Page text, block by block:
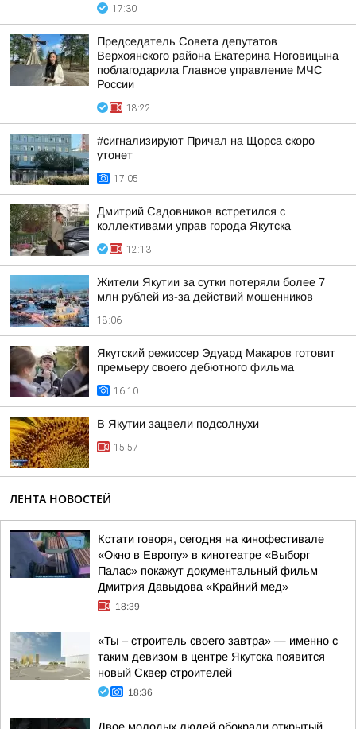
17:30
Председатель Совета депутатов
Верхоянского района Екатерина Ноговицына
поблагодарила Главное управление МЧС
России
18:22
#сигнализируют Причал на Щорса скоро
утонет
17:05
Дмитрий Садовников встретился с
коллективами управ города Якутска
12:13
Жители Якутии за сутки потеряли более 7
млн рублей из-за действий мошенников
18:06
Якутский режиссер Эдуард Макаров готовит
премьеру своего дебютного фильма
16:10
В Якутии зацвели подсолнухи
15:57
ЛЕНТА НОВОСТЕЙ
Кстати говоря, сегодня на кинофестивале
«Окно в Европу» в кинотеатре «Выборг
Палас» покажут документальный фильм
Дмитрия Давыдова «Крайний мед»
18:39
«Ты – строитель своего завтра» — именно с
таким девизом в центре Якутска появится
новый Сквер строителей
18:36